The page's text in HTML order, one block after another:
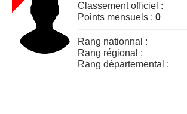
Classement officiel :
Points mensuels : 0
Rang nationnal :
Rang régional :
Rang départemental :